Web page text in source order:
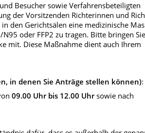
Besucher sowie Verfahrensbeteiligten
der Vorsitzenden Richterinnen und
den Gerichtsälen eine medizinische
N95 oder FFP2 zu tragen. Bitte bringen
mit. Diese Maßnahme dient auch Ihrem
in denen Sie Anträge stellen können):
09.00 Uhr bis 12.00 Uhr sowie nach